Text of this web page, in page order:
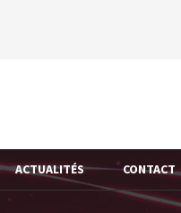
ACTUALITÉS CONTACT